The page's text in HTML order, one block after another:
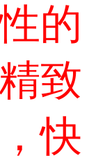
的
致
快